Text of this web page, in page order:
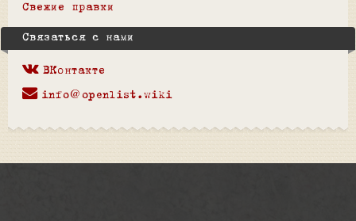
Свежие правки
Связаться с нами
ВКонтакте
info@openlist.wiki